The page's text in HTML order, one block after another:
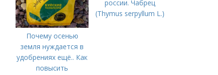
Почему осенью
земля нуждается в
удобрениях ещё.. Как
повысить
россии. Чабрец
(Thymus serpyllum L.)